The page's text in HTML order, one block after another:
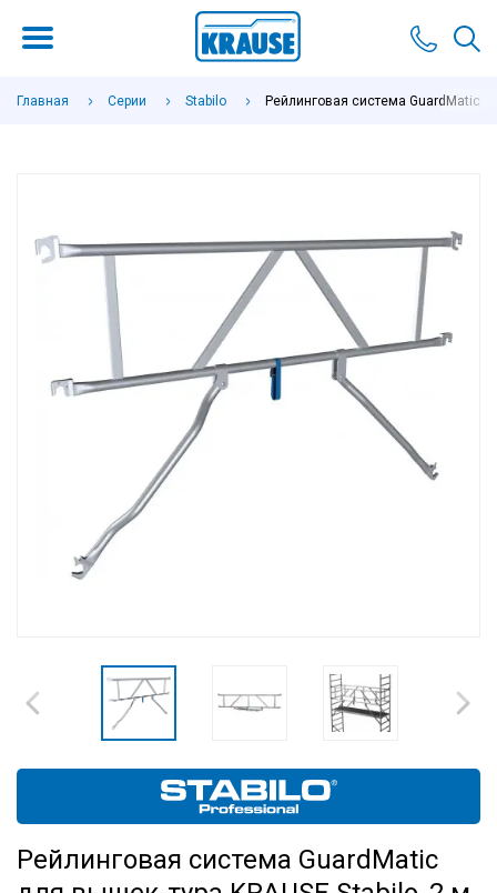
Главная Серии Stabilo Рейлинговая система GuardMatic
Рейлинговая система GuardMatic